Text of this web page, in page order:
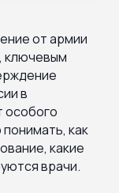
от армии
ключевым
в
особого
как
какие
врачи.